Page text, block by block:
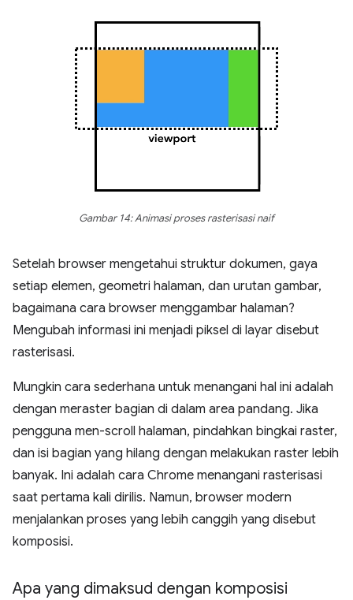
Gambar 14: Animasi proses rasterisasi naif
Setelah browser mengetahui struktur dokumen, gaya
setiap elemen, geometri halaman, dan urutan gambar,
bagaimana cara browser menggambar halaman?
Mengubah informasi ini menjadi piksel di layar disebut
rasterisasi.
Mungkin cara sederhana untuk menangani hal ini adalah
dengan meraster bagian di dalam area pandang. Jika
pengguna men-scroll halaman, pindahkan bingkai raster,
dan isi bagian yang hilang dengan melakukan raster lebih
banyak. Ini adalah cara Chrome menangani rasterisasi
saat pertama kali dirilis. Namun, browser modern
menjalankan proses yang lebih canggih yang disebut
komposisi.
Apa yang dimaksud dengan komposisi